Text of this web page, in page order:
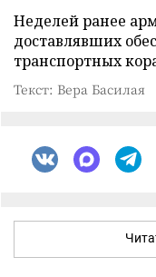
Неделей ранее
доставлявших
транспортных
Текст: Вера Басилая